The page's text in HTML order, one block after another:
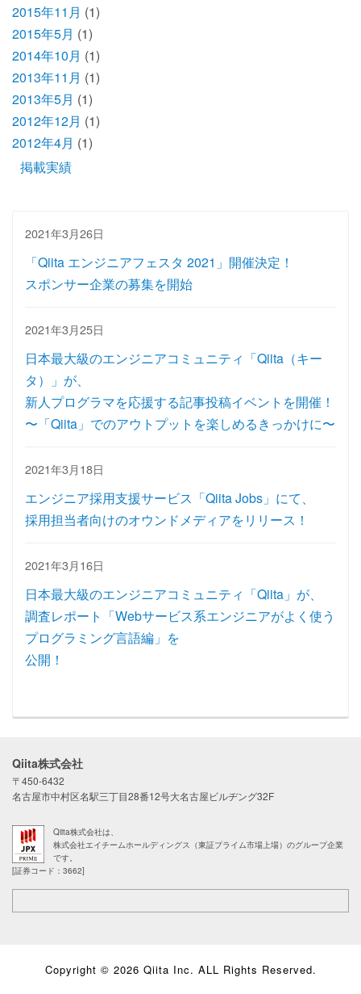
2015年11月 (1)
2015年5月 (1)
2014年10月 (1)
2013年11月 (1)
2013年5月 (1)
2012年12月 (1)
2012年4月 (1)
掲載実績
2021年3月26日
「Qiita エンジニアフェスタ 2021」開催決定！
スポンサー企業の募集を開始
2021年3月25日
日本最大級のエンジニアコミュニティ「Qiita（キー
タ）」が、
新人プログラマを応援する記事投稿イベントを開催！
〜「Qiita」でのアウトプットを楽しめるきっかけに〜
2021年3月18日
エンジニア採用支援サービス「Qiita Jobs」にて、
採用担当者向けのオウンドメディアをリリース！
2021年3月16日
日本最大級のエンジニアコミュニティ「Qiita」が、
調査レポート「Webサービス系エンジニアがよく使う
プログラミング言語編」を
公開！
Qiita株式会社
〒450-6432
名古屋市中村区名駅三丁目28番12号大名古屋ビルヂング32F
Qiita株式会社は、
株式会社エイチームホールディングス（東証プライム市場上場）のグループ企業
です。
[証券コード：3662]
Copyright © 2026 Qiita Inc. ALL Rights Reserved.